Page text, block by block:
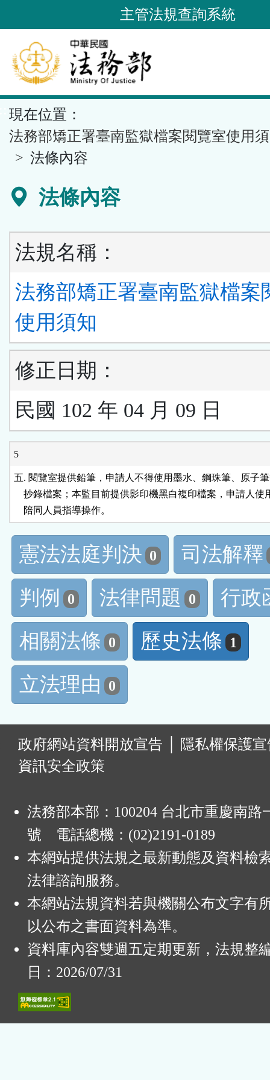
到
要
內
容
區
塊
主管法規查詢系統
現在位置：
法務部矯正署臺南監獄檔案閱覽室使用
法條內容
法條內容
法規名稱：
法務部矯正署臺南監獄檔案
使用須知
修正日期：
民國 102 年 04 月 09 日
5
五. 閱覽室提供鉛筆，申請人不得使用墨水、鋼珠筆、原子
抄錄檔案；本監目前提供影印機黑白複印檔案，申請人使
    陪同人員指導操作。
憲法法庭判決 0
司法解釋
判例
0 法律問題 0
行政
相關法條 0 歷史法條 1
立法理由 0
政府網站資料開放宣告
隱私權保護
資訊安全政策
法務部本部：100204 台北市重慶南路
號 電話總機：(02)2191-0189
本網站提供法規之最新動態及資料檢
法律諮詢服務。
本網站法規資料若與機關公布文字有
以公布之書面資料為準。
資料庫內容雙週五定期更新，法規整
日：2026/07/31